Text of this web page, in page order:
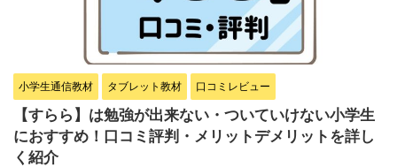
小学生通信教材 タブレット教材 口コミレビュー
【すらら】は勉強が出来ない・ついていけない小学生
におすすめ！口コミ評判・メリットデメリットを詳し
く紹介